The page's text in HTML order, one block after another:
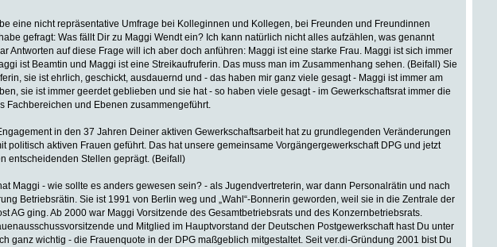
eine nicht repräsentative Umfrage bei Kolleginnen und Kollegen, bei Freunden und Freundinnen
gefragt: Was fällt Dir zu Maggi Wendt ein? Ich kann natürlich nicht alles aufzählen, was genannt
Antworten auf diese Frage will ich aber doch anführen: Maggi ist eine starke Frau. Maggi ist sich immer
ist Beamtin und Maggi ist eine Streikaufruferin. Das muss man im Zusammenhang sehen. (Beifall) Sie
sie ist ehrlich, geschickt, ausdauernd und - das haben mir ganz viele gesagt - Maggi ist immer am
sie ist immer geerdet geblieben und sie hat - so haben viele gesagt - im Gewerkschaftsrat immer die
Fachbereichen und Ebenen zusammengeführt.
in den 37 Jahren Deiner aktiven Gewerkschaftsarbeit hat zu grundlegenden Veränderungen
politisch aktiven Frauen geführt. Das hat unsere gemeinsame Vorgängergewerkschaft DPG und jetzt
entscheidenden Stellen geprägt. (Beifall)
Maggi - wie sollte es anders gewesen sein? - als Jugendvertreterin, war dann Personalrätin und nach
Betriebsrätin. Sie ist 1991 von Berlin weg und „Wahl“-Bonnerin geworden, weil sie in die Zentrale der
AG ging. Ab 2000 war Maggi Vorsitzende des Gesamtbetriebsrats und des Konzernbetriebsrats.
und Mitglied im Hauptvorstand der Deutschen Postgewerkschaft hast Du unter
ganz wichtig - die Frauenquote in der DPG maßgeblich mitgestaltet. Seit ver.di-Gründung 2001 bist Du